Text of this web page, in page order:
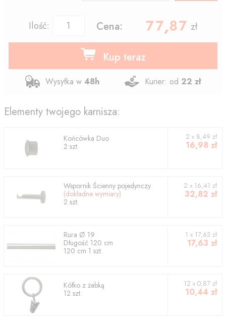
Ilość: Cena: , zł
Kup teraz
Wysyłka w 48h Kurier: od 22 zł
Elementy twojego karnisza:
Końcówka Duo
2 szt.
2 x 8,49 zł
16,98 zł
Wspornik Ścienny pojedynczy
(dokładne wymiary)
2 szt.
2 x 16,41 zł
32,82 zł
Rura Ø 19
Długość 120 cm
120 cm 1 szt.
1 x 17,63 zł
17,63 zł
Kółko z żabką
12 szt.
12 x 0,87 zł
10,44 zł